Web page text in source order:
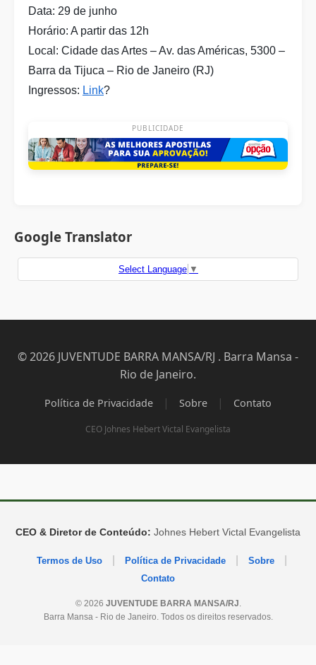
Data: 29 de junho
Horário: A partir das 12h
Local: Cidade das Artes – Av. das Américas, 5300 –
Barra da Tijuca – Rio de Janeiro (RJ)
Ingressos: Link?
PUBLICIDADE
Google Translator
Select Language ▼
© 2026 JUVENTUDE BARRA MANSA/RJ . Barra Mansa -
Rio de Janeiro.
Política de Privacidade | Sobre | Contato
CEO Johnes Hebert Victal Evangelista
CEO & Diretor de Conteúdo: Johnes Hebert Victal Evangelista
Termos de Uso Política de Privacidade Sobre
Contato
© 2026 JUVENTUDE BARRA MANSA/RJ.
Barra Mansa - Rio de Janeiro. Todos os direitos reservados.